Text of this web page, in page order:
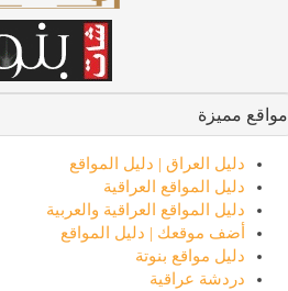
مواقع مميزة
دليل العراق | دليل المواقع
دليل المواقع العراقية
دليل المواقع العراقية والعربية
أضف موقعك | دليل المواقع
دليل مواقع بنوتة
دردشة عراقية